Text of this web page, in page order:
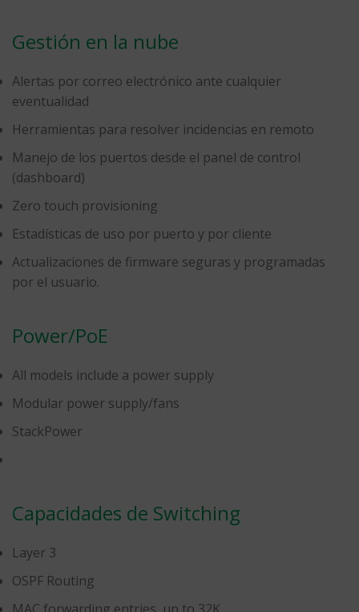
Gestión en la nube
Alertas por correo electrónico ante cualquier
eventualidad
Herramientas para resolver incidencias en remoto
Manejo de los puertos desde el panel de control
(dashboard)
Zero touch provisioning
Estadísticas de uso por puerto y por cliente
Actualizaciones de firmware seguras y programadas
por el usuario.
Power/PoE
All models include a power supply
Modular power supply/fans
StackPower
Capacidades de Switching
Layer 3
OSPF Routing